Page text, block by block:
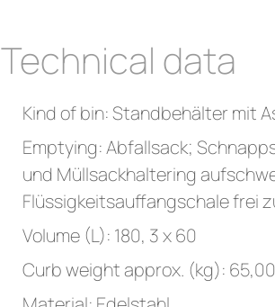
Technical data
Kind of bin: Standbehälter mit
Emptying: Abfallsack;
und Müllsackhaltering
Flüssigkeitsauffangschale frei
Volume (L): 180, 3 x 60
Curb weight approx. (kg): 65,00